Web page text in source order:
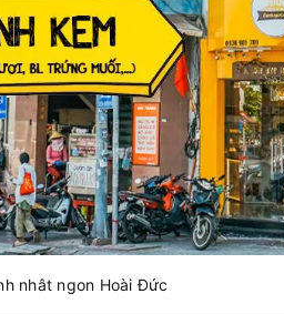
nhât ngon Hoài Đức